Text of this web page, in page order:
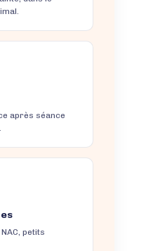
après séance
petits